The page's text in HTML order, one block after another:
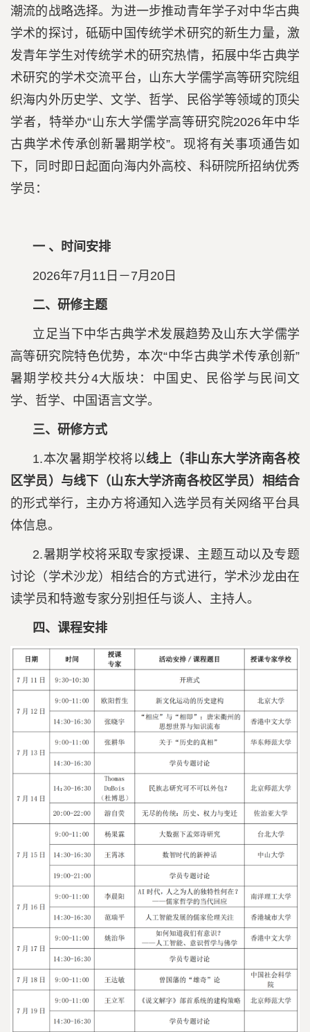
潮流的战略选择。为进一步推动青年学子对中华古典
学术的探讨，砥砺中国传统学术研究的新生力量，激
发青年学生对传统学术的研究热情，拓展中华古典学
术研究的学术交流平台，山东大学儒学高等研究院组
织海内外历史学、文学、哲学、民俗学等领域的顶尖
学者，特举办“山东大学儒学高等研究院2026年中华
古典学术传承创新暑期学校”。现将有关事项通告如
下，同时即日起面向海内外高校、科研院所招纳优秀
学员：
一 、时间安排
2026年7月11日－7月20日
二、研修主题
立足当下中华古典学术发展趋势及山东大学儒学
高等研究院特色优势，本次“中华古典学术传承创新”
暑期学校共分4大版块：中国史、民俗学与民间文
学、哲学、中国语言文学。
三、研修方式
1.本次暑期学校将以线上（非山东大学济南各校
区学员）与线下（山东大学济南各校区学员）相结合
的形式举行，主办方将通知入选学员有关网络平台具
体信息。
2.暑期学校将采取专家授课、主题互动以及专题
讨论（学术沙龙）相结合的方式进行，学术沙龙由在
读学员和特邀专家分别担任与谈人、主持人。
四、课程安排